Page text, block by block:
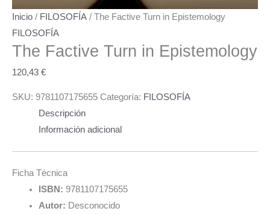
Inicio / FILOSOFÍA / The Factive Turn in Epistemology
FILOSOFÍA
The Factive Turn in Epistemology
120,43 €
SKU: 9781107175655 Categoría: FILOSOFÍA
Descripción
Información adicional
Ficha Técnica
ISBN: 9781107175655
Autor: Desconocido